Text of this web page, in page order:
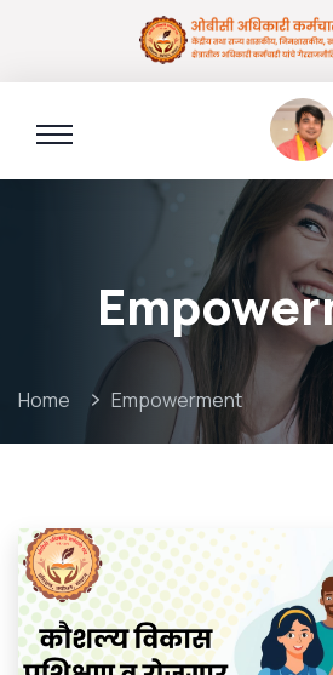
Home Empowerment